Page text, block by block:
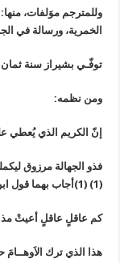
وللمترجم موَلفات،
الخمرية، ورسالة في
توفّـي بشيراز سنة
ومن نظمه:
إنّ الكريم الذي يُعطي
فذو الجهالة مرزوق
(1) (1)أجاب بهما قول ابن الراوندي:
كم عاقلٍ عاقلٍ أعيتْ
هذا الذي ترك الاَوهــامَ